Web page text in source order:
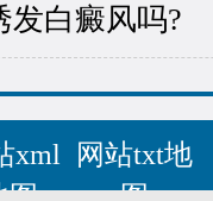
发白癜风吗?
xml
网站txt地